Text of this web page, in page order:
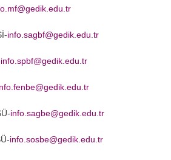
info.sagbf@gedik.edu.tr
info.spbf@gedik.edu.tr
info.sagbe@gedik.edu.tr
info.sosbe@gedik.edu.tr